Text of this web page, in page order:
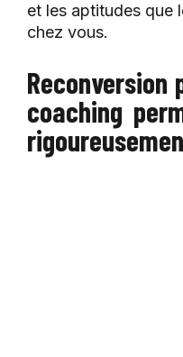
et les aptitudes que
chez vous.
Reconversion
coaching